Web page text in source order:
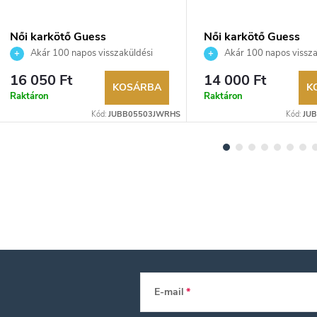
Női karkötő Guess
JUBB05503JWRHS
Akár 100 napos visszaküldési
lehetőség. Hivatalos márkakereskedő.
16 050 Ft
Raktáron
KOSÁRBA
Kód: JUBB05503JWRHS
Női karkötő Guess
JUBB04144JWYGS
Akár 100 napos
lehetőség. Hivatalos
14 000 Ft
Raktáron
Kód:
E-mail